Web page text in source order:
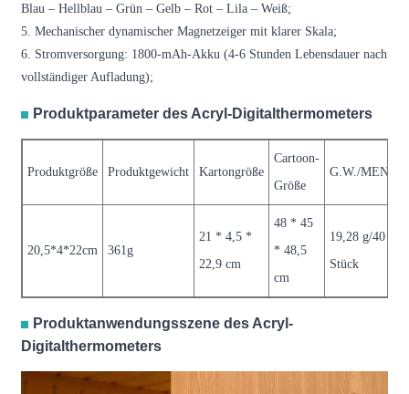
Blau – Hellblau – Grün – Gelb – Rot – Lila – Weiß;
5. Mechanischer dynamischer Magnetzeiger mit klarer Skala;
6. Stromversorgung: 1800-mAh-Akku (4-6 Stunden Lebensdauer nach
vollständiger Aufladung);
Produktparameter des Acryl-Digitalthermometers
Produktgröße Produktgewicht Kartongröße
Cartoon-
Größe
G.W./MENGE
20,5*4*22cm 361g
21 * 4,5 *
22,9 cm
48 * 45
* 48,5
cm
19,28 g/40
Stück
Produktanwendungsszene des Acryl-
Digitalthermometers